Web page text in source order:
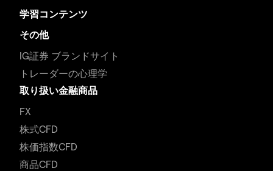
学習コンテンツ
その他
IG証券 ブランドサイト
トレーダーの心理学
取り扱い金融商品
FX
株式CFD
株価指数CFD
商品CFD